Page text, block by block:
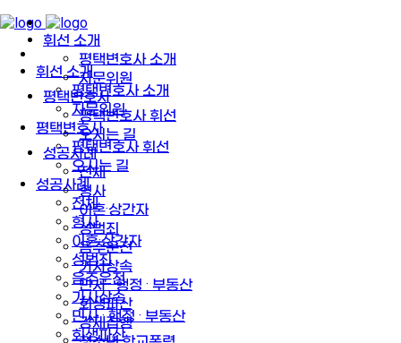
휘선 소개
평택변호사 소개
자문위원
평택변호사
평택변호사 휘선
오시는 길
성공사례
전체
형사
이혼·상간자
성범죄
음주운전
가사상속
민사 · 행정 · 부동산
회생파산
휘선 소개
평택변호사 소개
자문위원
평택변호사
평택변호사 휘선
오시는 길
성공사례
전체
형사
이혼·상간자
성범죄
음주운전
가사상속
민사 · 행정 · 부동산
회생파산
강제집행